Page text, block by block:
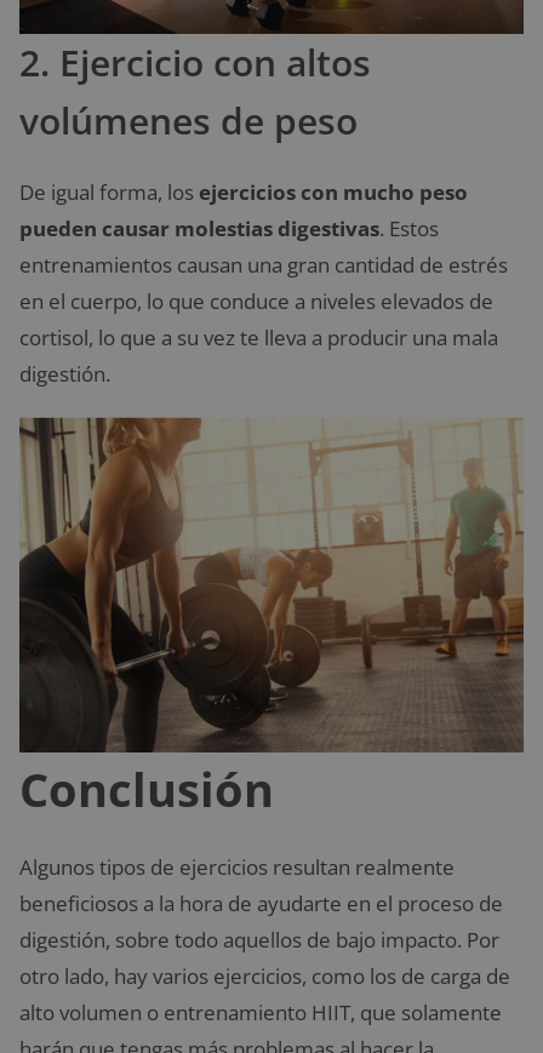
2. Ejercicio con altos
volúmenes de peso
De igual forma, los ejercicios con mucho peso
pueden causar molestias digestivas. Estos
entrenamientos causan una gran cantidad de estrés
en el cuerpo, lo que conduce a niveles elevados de
cortisol, lo que a su vez te lleva a producir una mala
digestión.
Conclusión
Algunos tipos de ejercicios resultan realmente
beneficiosos a la hora de ayudarte en el proceso de
digestión, sobre todo aquellos de bajo impacto. Por
otro lado, hay varios ejercicios, como los de carga de
alto volumen o entrenamiento HIIT, que solamente